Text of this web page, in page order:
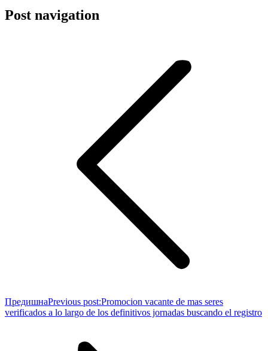
Post navigation
ПредишнаPrevious post:Promocion vacante de mas seres
verificados a lo largo de los definitivos jornadas buscando el registro